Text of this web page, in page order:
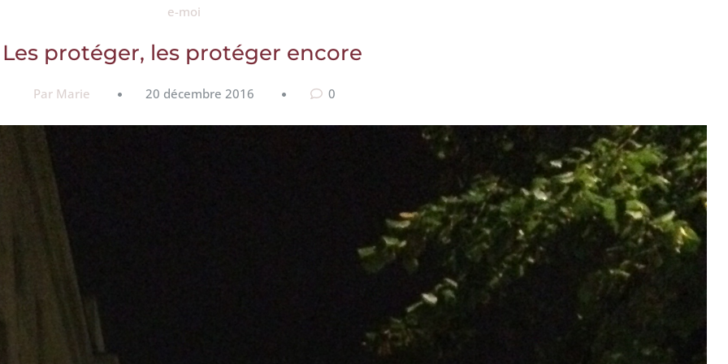
e-moi
Les protéger, les protéger encore
Par Marie 20 décembre 2016 0